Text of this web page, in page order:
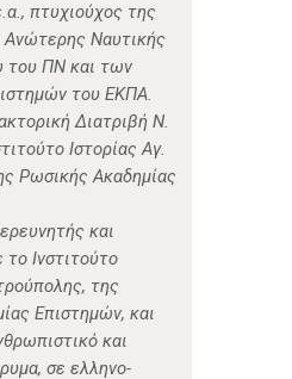
πτυχιούχος της
Ναυτικής
του ΠΝ και των
του ΕΚΠΑ.
Διατριβή Ν.
Ιστορίας Αγ.
Ρωσικής Ακαδημίας
και
το Ινστιτούτο
της
Επιστημών, και
και
σε ελληνο-